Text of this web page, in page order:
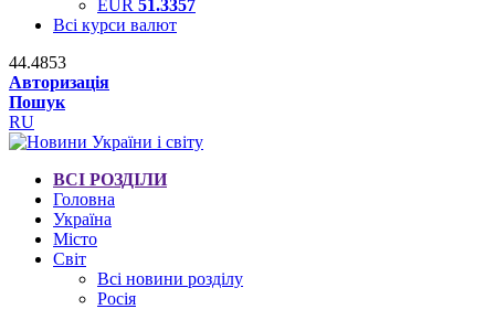
EUR 51.3357
Всі курси валют
44.4853
Авторизація
Пошук
RU
ВСІ РОЗДІЛИ
Головна
Україна
Місто
Світ
Всі новини розділу
Росія